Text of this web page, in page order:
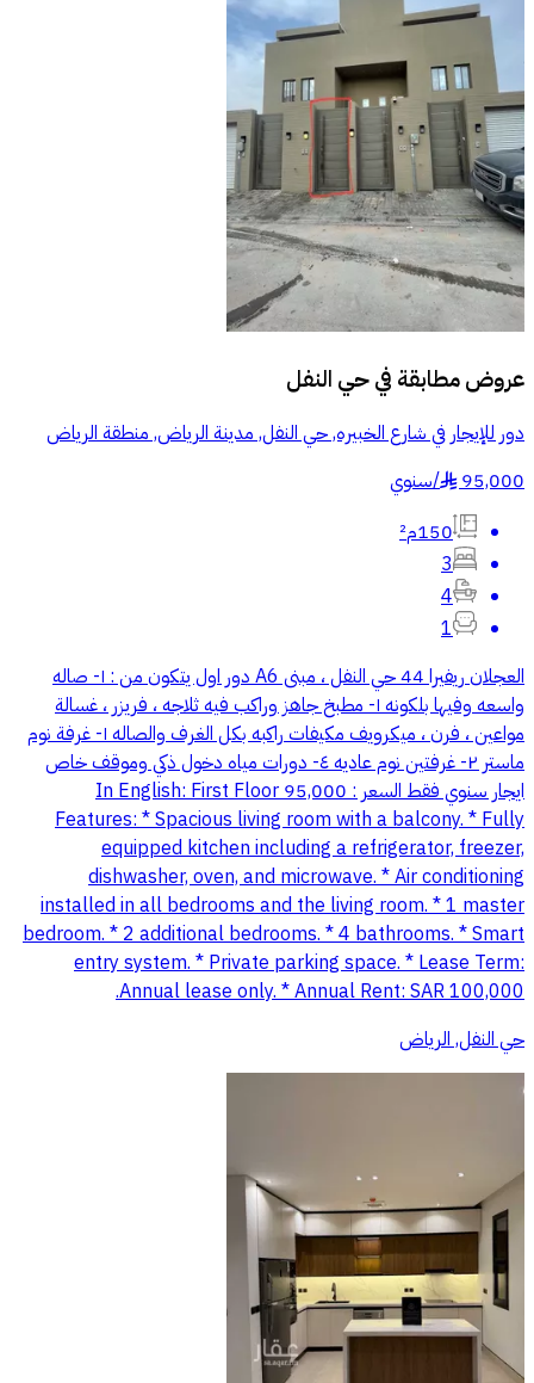
عروض مطابقة فيحي النفل
دور للإيجار في شارع الخبيره, حي النفل, مدينة الرياض, منطقة الرياض
95,000
§
/سنوي
150م²
3
4
1
العجلان ريفيرا 44 حي النفل ، مبنى A6 دور اول يتكون من : ١- صاله
واسعه وفيها بلكونه ١- مطبخ جاهز وراكب فيه ثلاجه ، فريزر ، غسالة
مواعين ، فرن ، ميكرويف مكيفات راكبه بكل الغرف والصاله ١- غرفة نوم
ماستر ٢- غرفتين نوم عاديه ٤- دورات مياه دخول ذكي وموقف خاص
ايجار سنوي فقط السعر : 95,000 In English: First Floor
Features: * Spacious living room with a balcony. * Fully
equipped kitchen including a refrigerator, freezer,
dishwasher, oven, and microwave. * Air conditioning
installed in all bedrooms and the living room. * 1 master
bedroom. * 2 additional bedrooms. * 4 bathrooms. * Smart
entry system. * Private parking space. * Lease Term:
Annual lease only. * Annual Rent: SAR 100,000.
حي النفل, الرياض